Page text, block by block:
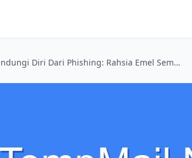
Lindungi Diri Dari Phishing: Rahsia Emel Sementara Untuk Aktiviti Online Anda